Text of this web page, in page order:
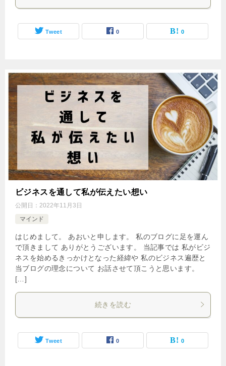
Tweet 0 0
ビジネスを通して私が伝えたい想い
公開日： 2022年11月3日
マインド
はじめまして。 あおいと申します。 私のブログに足を運ん
で頂きまして ありがとうございます。 当記事では 私がビジ
ネスを始めるきっかけとなった経緯や 私のビジネス遍歴と
当ブログの理念について お話させて頂こうと思います。
[…]
続きを読む
Tweet 0 0